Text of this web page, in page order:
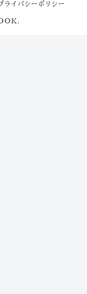
ライバシーポリシー
ＯＫ.